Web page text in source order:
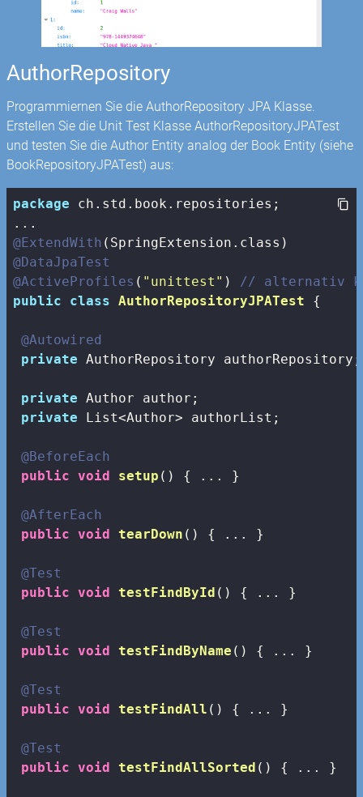
AuthorRepository
Programmiernen Sie die AuthorRepository JPA Klasse.
Erstellen Sie die Unit Test Klasse AuthorRepositoryJPATest
und testen Sie die Author Entity analog der Book Entity (siehe
BookRepositoryJPATest) aus:
package ch.std.book.repositories;
@ExtendWith
@DataJpaTest
@ActiveProfiles ( "unittest" ) // alternativ
public
class AuthorRepositoryJPATest {
@Autowired
private AuthorRepository authorRepository;
private Author author;
private List<Author> authorList;
@BeforeEach
public void setup () { ... }
@AfterEach
public void tearDown () { ... }
@Test
public void testFindById () { ... }
@Test
public void testFindByName () { ... }
@Test
public void testFindAll () { ... }
@Test
public void testFindAllSorted () { ... }